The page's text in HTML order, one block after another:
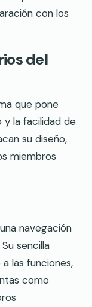
con los
del
que pone
y la facilidad de
su diseño,
miembros
navegación
sencilla
las funciones,
como